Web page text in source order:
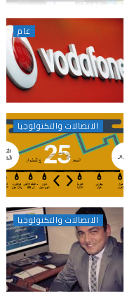
عام
الاتصالات والتكنولوجيا
الاتصالات والتكنولوجيا